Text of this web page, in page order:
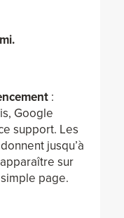
:
Google
support. Les
jusqu’à
sur
page.